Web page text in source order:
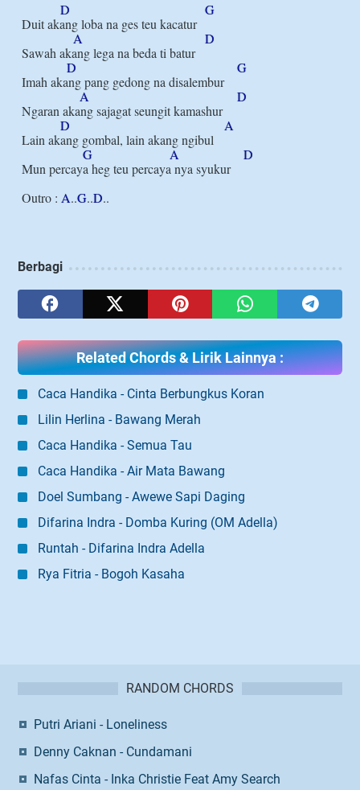
D
G
Duit akang loba na ges teu kacatur
A
D
Sawah akang lega na beda ti batur
D
G
Imah akang pang gedong na disalembur
A
D
Ngaran akang sajagat seungit kamashur
D
A
Lain akang gombal, lain akang ngibul
G
A
D
Mun percaya heg teu percaya nya syukur
Outro : A..G..D
Berbagi
Related Chords & Lirik Lainnya :
Caca Handika - Cinta Berbungkus Koran
Lilin Herlina - Bawang Merah
Caca Handika - Semua Tau
Caca Handika - Air Mata Bawang
Doel Sumbang - Awewe Sapi Daging
Difarina Indra - Domba Kuring (OM Adella)
Runtah - Difarina Indra Adella
Rya Fitria - Bogoh Kasaha
RANDOM CHORDS
Putri Ariani - Loneliness
Denny Caknan - Cundamani
Nafas Cinta - Inka Christie Feat Amy Search